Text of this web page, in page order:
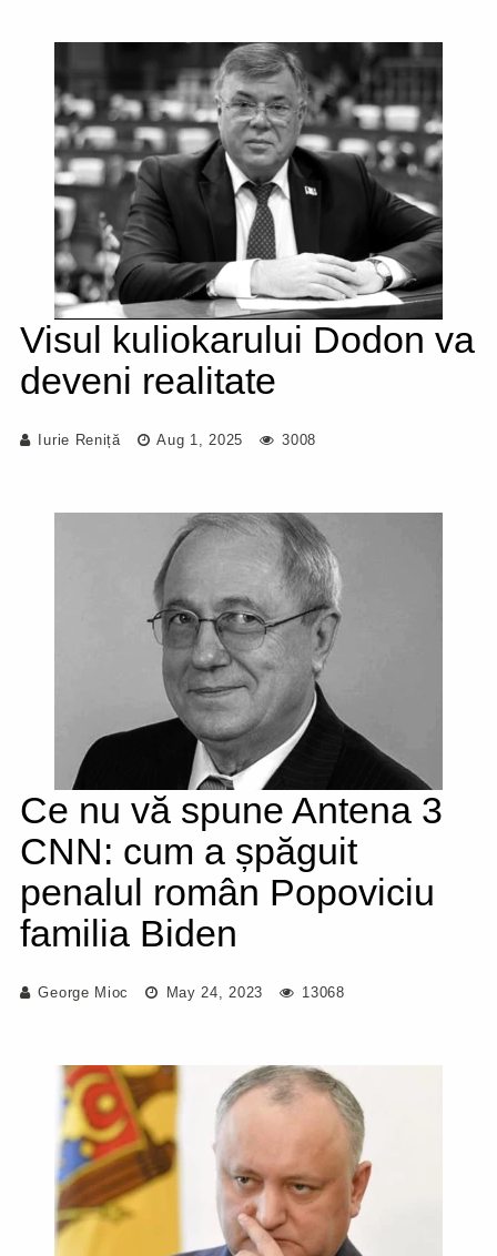
Visul kuliokarului Dodon va
deveni realitate
Iurie Reniță Aug 1, 2025 3008
Ce nu vă spune Antena 3
CNN: cum a șpăguit
penalul român Popoviciu
familia Biden
George Mioc May 24, 2023 13068